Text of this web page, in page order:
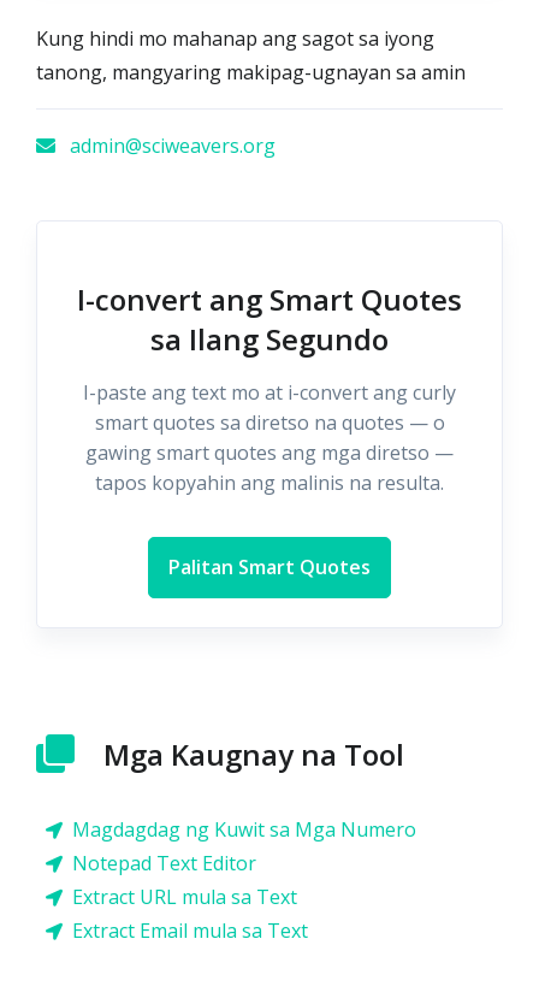
Kung hindi mo mahanap ang sagot sa iyong
tanong, mangyaring makipag-ugnayan sa amin
admin@sciweavers.org
I-convert ang Smart Quotes
sa Ilang Segundo
I-paste ang text mo at i-convert ang curly
smart quotes sa diretso na quotes — o
gawing smart quotes ang mga diretso —
tapos kopyahin ang malinis na resulta.
Palitan Smart Quotes
Mga Kaugnay na Tool
Magdagdag ng Kuwit sa Mga Numero
Notepad Text Editor
Extract URL mula sa Text
Extract Email mula sa Text